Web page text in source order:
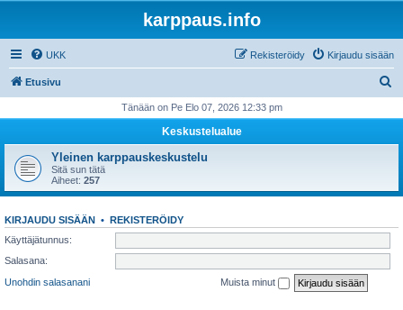
karppaus.info
UKK Kirjaudu sisään
Rekisteröidy
Etusivu
i
Tänään on Pe Elo 07, 2026 12:33 pm
Keskustelualue
Yleinen karppauskeskustelu
Sitä sun tätä
Aiheet: 257
KIRJAUDU SISÄÄN • REKISTERÖIDY
Käyttäjätunnus:
Salasana:
Unohdin salasanani
Muista minut